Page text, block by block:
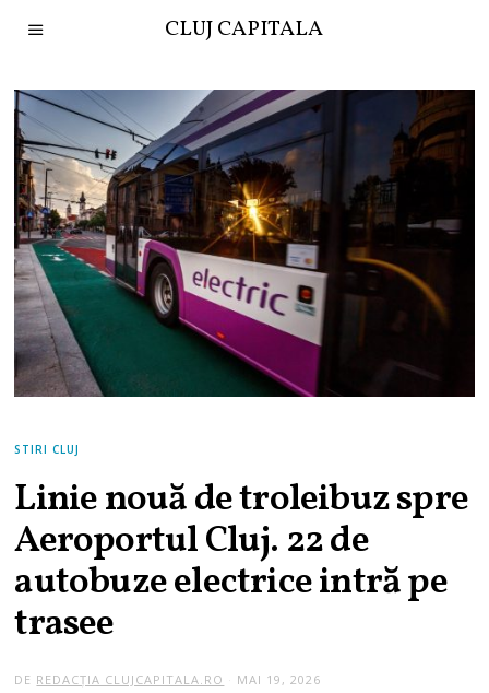
CLUJ CAPITALA
STIRI CLUJ
Linie nouă de troleibuz spre
Aeroportul Cluj. 22 de
autobuze electrice intră pe
trasee
DE REDACȚIA CLUJCAPITALA.RO MAI 19, 2026